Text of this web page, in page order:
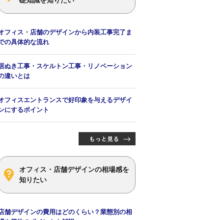
フィス・店舗のデザインから内装工事完了ま
の具体的な流れ
ぬき工事・スケルトン工事・リノベーション
違いとは
フィスエントランスで好印象を与えるデザイ
にするポイント
オフィス・店舗デザインの相場感を
知りたい
舗デザインの費用はどのくらい？業態別の相